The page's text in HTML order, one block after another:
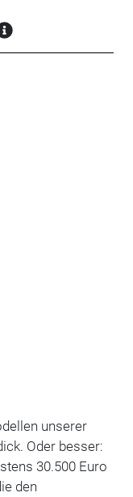
unserer
Oder besser:
30.500 Euro
den